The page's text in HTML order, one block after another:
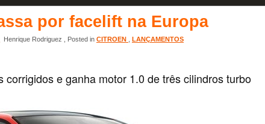
por facelift na Europa
Henrique Rodriguez , Posted in CITROEN LANÇAMENTOS
corrigidos e ganha motor 1.0 de três cilindros turbo